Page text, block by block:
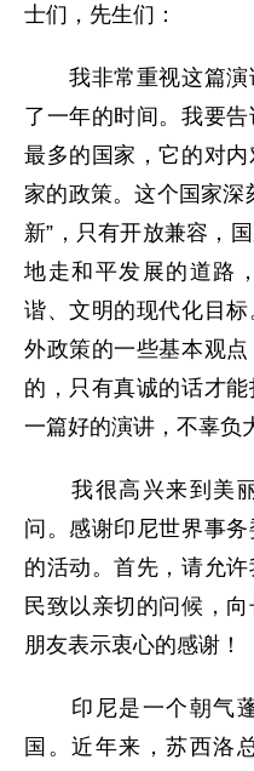
士们，先生们：
我非常重视这篇演
了一年的时间。我要
最多的国家，它的对
家的政策。这个国家深
新”，只有开放兼容，
地走和平发展的道路
谐、文明的现代化目
外政策的一些基本观
的，只有真诚的话才
一篇好的演讲，不辜负
我很高兴来到美丽
问。感谢印尼世界事
的活动。首先，请允
民致以亲切的问候，
朋友表示衷心的感谢！
印尼是一个朝气蓬
国。近年来，苏西洛